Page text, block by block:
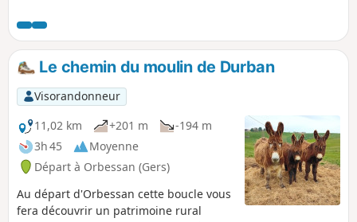
Le chemin du moulin de Durban
Visorandonneur
11,02 km
+201 m
-194 m
3h 45
Moyenne
Départ à Orbessan (Gers)
Au départ d'Orbessan cette boucle vous
fera découvrir un patrimoine rural